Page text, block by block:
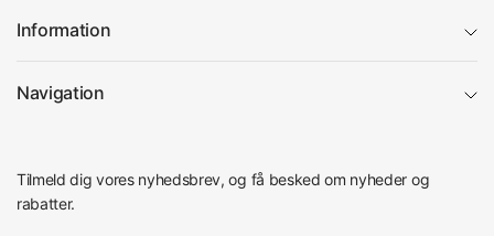
Information
Navigation
Tilmeld dig vores nyhedsbrev, og få besked om nyheder og
rabatter.